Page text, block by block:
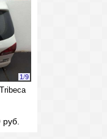
1/9
руб.